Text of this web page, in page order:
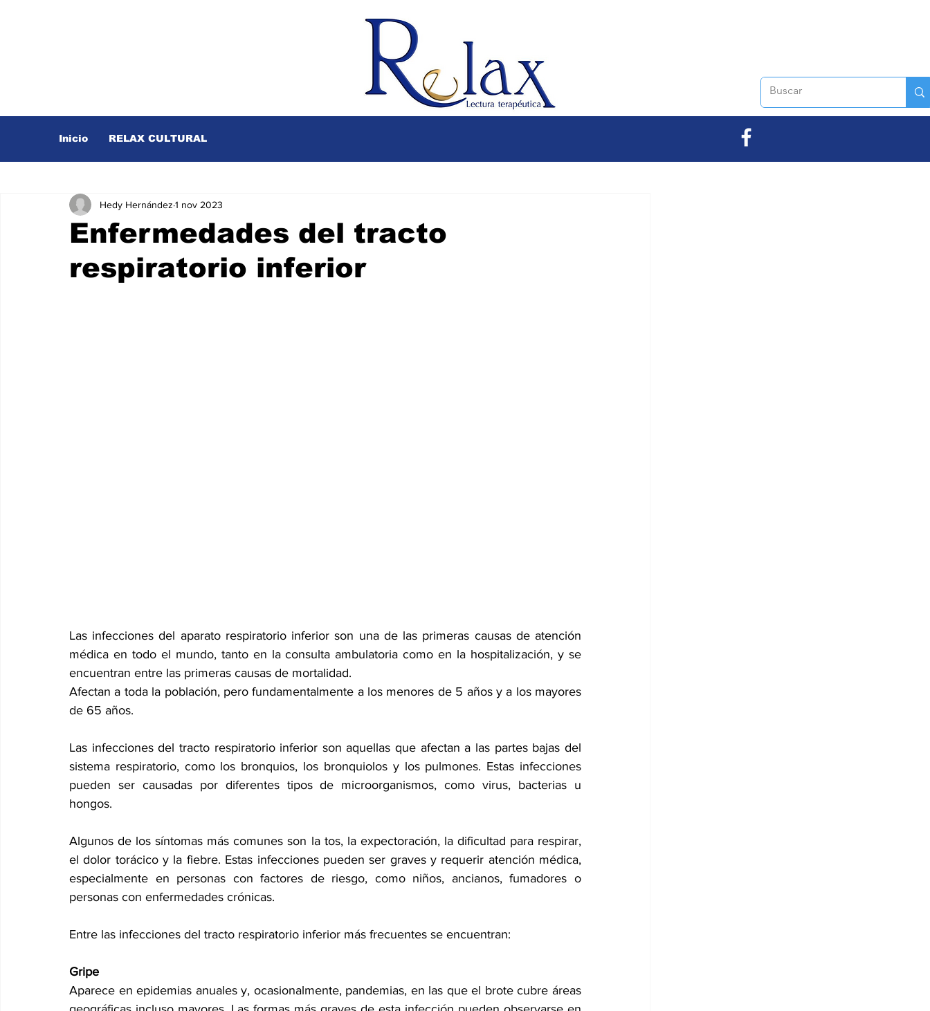
Inicio RELAX CULTURAL
Enfermedades del tracto
respiratorio inferior
Hedy Hernández 1 nov 2023
Las infecciones del aparato respiratorio inferior son una de las primeras causas de atención
médica en todo el mundo, tanto en la consulta ambulatoria como en la hospitalización, y se
encuentran entre las primeras causas de mortalidad.
Afectan a toda la población, pero fundamentalmente a los menores de 5 años y a los mayores
de 65 años.
Las infecciones del tracto respiratorio inferior son aquellas que afectan a las partes bajas del
sistema respiratorio, como los bronquios, los bronquiolos y los pulmones. Estas infecciones
pueden ser causadas por diferentes tipos de microorganismos, como virus, bacterias u
hongos.
Algunos de los síntomas más comunes son la tos, la expectoración, la dificultad para respirar,
el dolor torácico y la fiebre. Estas infecciones pueden ser graves y requerir atención médica,
especialmente en personas con factores de riesgo, como niños, ancianos, fumadores o
personas con enfermedades crónicas.
Entre las infecciones del tracto respiratorio inferior más frecuentes se encuentran:
Gripe
Aparece en epidemias anuales y, ocasionalmente, pandemias, en las que el brote cubre áreas